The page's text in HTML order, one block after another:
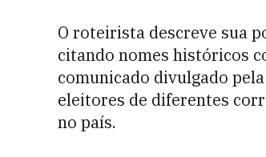
O roteirista descreve sua
citando nomes históricos
comunicado divulgado
eleitores de diferentes
no país.